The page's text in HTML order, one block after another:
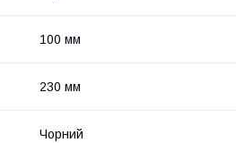
100 мм
230 мм
Чорний